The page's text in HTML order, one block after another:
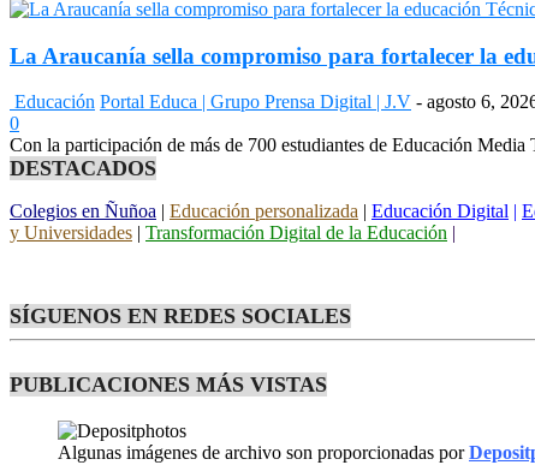
La Araucanía sella compromiso para fortalecer la
Educación Portal Educa | Grupo Prensa Digital | J.V - agosto 6,
0
Con la participación de más de 700 estudiantes de Educación
DESTACADOS
Colegios en Ñuñoa Educación personalizada Educación Digital
y Universidades
Transformación Digital de la Educación
SÍGUENOS EN REDES SOCIALES
PUBLICACIONES MÁS VISTAS
Algunas imágenes de archivo son proporcionadas por